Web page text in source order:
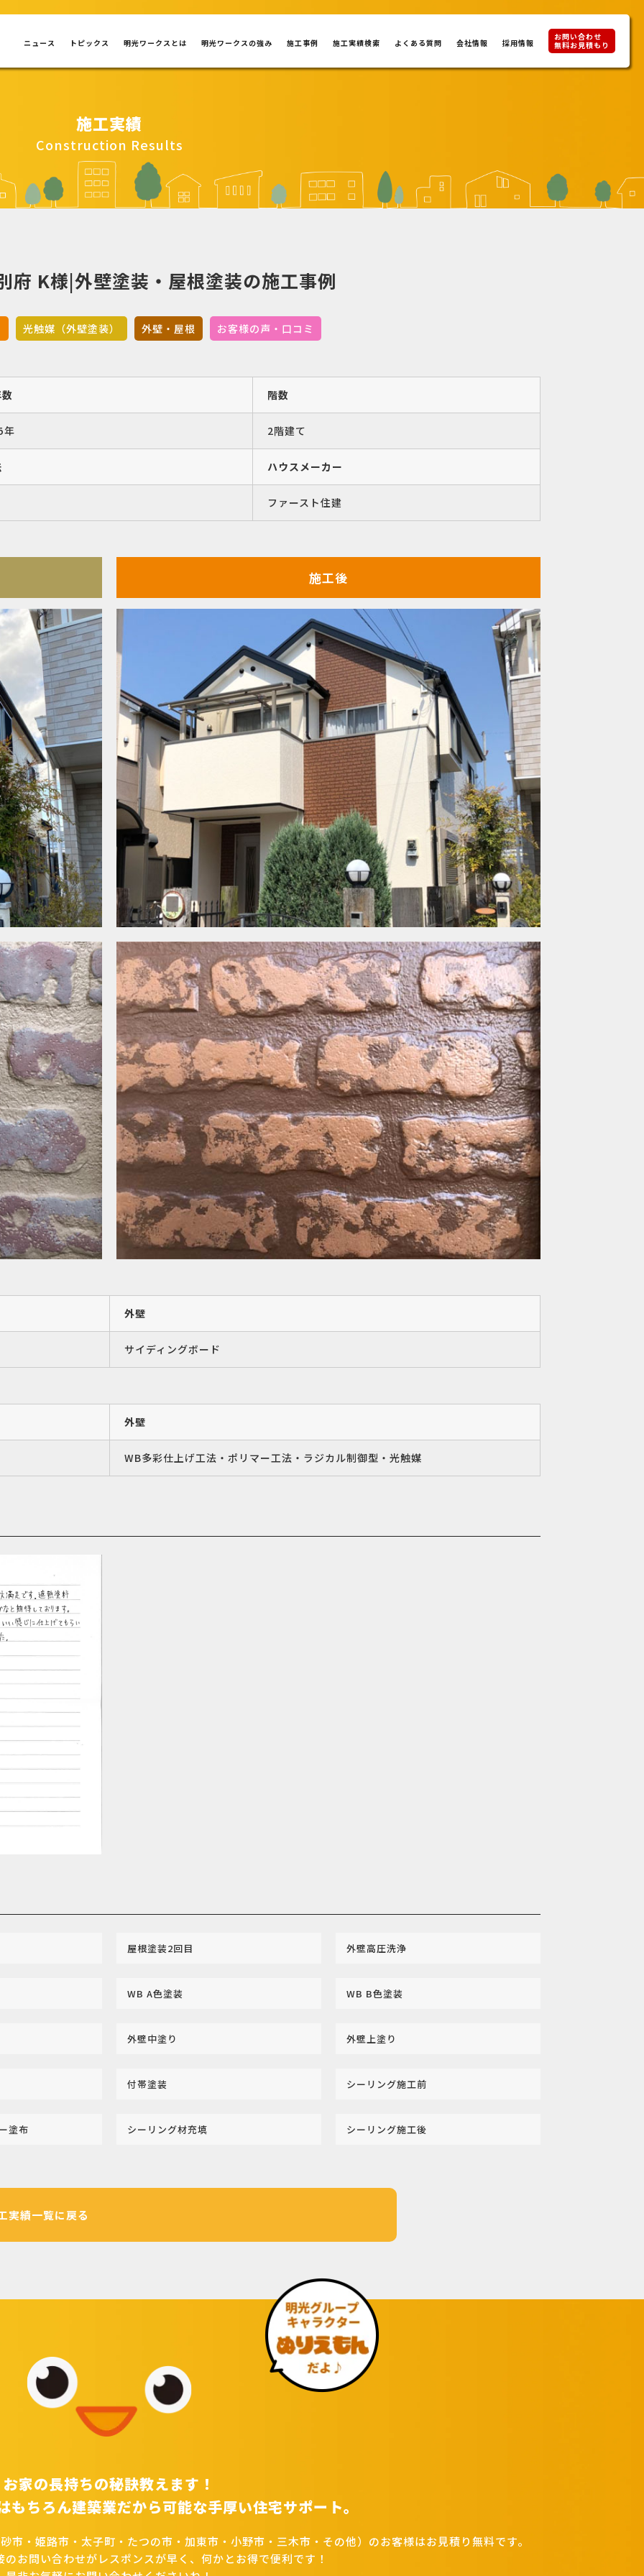
ニュース トピックス 明光ワークスとは 明光ワークスの強み 施工事例 施工実績検索 よくある質問 会社情報 採用情報
お問い合わせ
無料お見積もり
施工実績
Construction Results
府 K様|外壁塗装・屋根塗装の施工事例
光触媒（外壁塗装） 外壁・屋根 お客様の声・口コミ
年
階数
2階建て
ハウスメーカー
ファースト住建
施工後
外壁
サイディングボード
外壁
WB多彩仕上げ工法・ポリマー工法・ラジカル制御型・光触媒
屋根塗装2回目 外壁高圧洗浄
WB A色塗装 WB B色塗装
外壁中塗り 外壁上塗り
付帯塗装 シーリング施工前
塗布 シーリング材充填 シーリング施工後
実績一覧に戻る
お家の長持ちの秘訣教えます！
もちろん建築業だから可能な手厚い住宅サポート。
・姫路市・太子町・たつの市・加東市・小野市・三木市・その他）のお客様はお見積り無料です。
お問い合わせがレスポンスが早く、何かとお得で便利です！